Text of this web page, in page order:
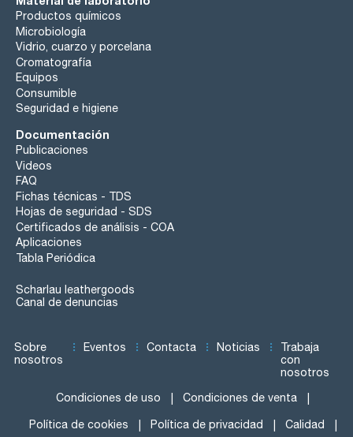
Productos químicos
Microbiología
Vidrio, cuarzo y porcelana
Cromatografía
Equipos
Consumible
Seguridad e higiene
Documentación
Publicaciones
Videos
FAQ
Fichas técnicas - TDS
Hojas de seguridad - SDS
Certificados de análisis - COA
Aplicaciones
Tabla Periódica
Scharlau leathergoods
Canal de denuncias
Sobre
nosotros
Eventos Contacta Noticias
Trabaja
con
nosotros
Condiciones de uso Condiciones de venta
Política de cookies Política de privacidad Calidad